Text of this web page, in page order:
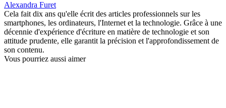
Alexandra Furet
Cela fait dix ans qu'elle écrit des articles professionnels sur les
smartphones, les ordinateurs, l'Internet et la technologie. Grâce à une
décennie d'expérience d'écriture en matière de technologie et son
attitude prudente, elle garantit la précision et l'approfondissement de
son contenu.
Vous pourriez aussi aimer